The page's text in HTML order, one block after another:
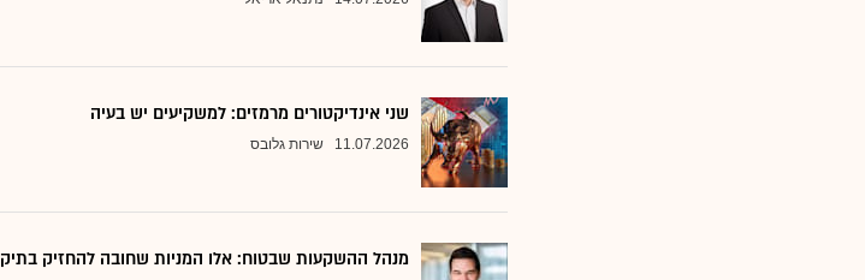
שני אינדיקטורים מרמזים: למשקיעים יש בעיה
11.07.2026 שירות גלובס
מנהל ההשקעות שבטוח: אלו המניות שחובה להחזיק בתיק